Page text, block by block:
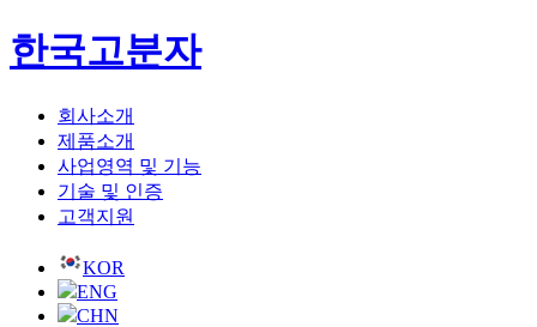
한국고분자
회사소개
제품소개
사업영역 및 기능
기술 및 인증
고객지원
KOR
ENG
CHN